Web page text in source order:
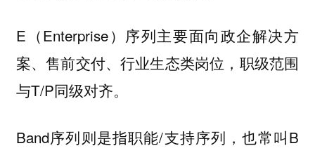
E（Enterprise）序列主要面向政企解决方
案、售前交付、行业生态类岗位，职级范围
与T/P同级对齐。
Band序列则是指职能/支持序列，也常叫B